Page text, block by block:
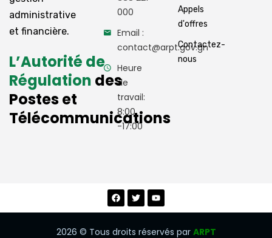
administrative
et financière.
L’Autorité de
Régulation des
Postes et
Télécommunications
000
Email :
contact@arpt.gov.gn
Heure
de
travail:
8:00
-17:00
Appels
d'offres
Contactez-
nous
2026 © Tous droits réservés par ARPT